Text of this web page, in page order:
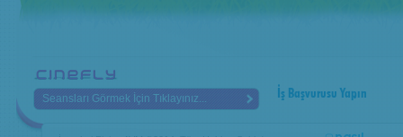
Seansları Görmek İçin Tıklayınız...
İş Başvurusu Yapın